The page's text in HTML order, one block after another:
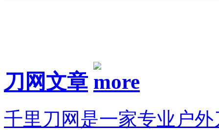
刀网文章
千里刀网是一家专业户